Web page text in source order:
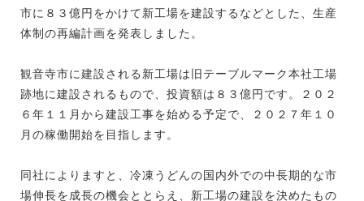
市に８３億円をかけて新工場を建設するなどとした、生産
体制の再編計画を発表しました。
観音寺市に建設される新工場は旧テーブルマーク本社工場
跡地に建設されるもので、投資額は８３億円です。２０２
６年１１月から建設工事を始める予定で、２０２７年１０
月の稼働開始を目指します。
同社によりますと、冷凍うどんの国内外での中長期的な市
場伸長を成長の機会ととらえ、新工場の建設を決めたもの